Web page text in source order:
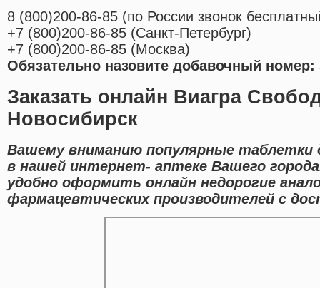
8 (800)200-86-85 (по России звонок
+7 (800)200-86-85 (Санкт-Петербург)
+7 (800)200-86-85 (Москва)
Обязательно назовите добавочный номер:
Заказать онлайн Виагра
Новосибирск
Вашему вниманию популярные таблетки
в нашей интернет- аптеке Вашего
удобно оформить онлайн недорогие
фармацевтических производителей с